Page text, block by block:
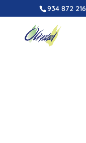
934 872 216